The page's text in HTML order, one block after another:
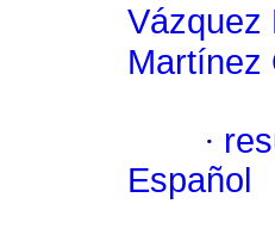
Vázquez
Martínez
·
Español